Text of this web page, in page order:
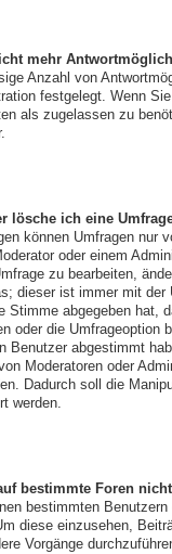
mehr
Anzahl von
festgelegt. Wenn
als zugelassen zu
lösche ich eine
können Umfragen nur
oder einem
zu bearbeiten,
dieser ist immer mit der
Stimme abgegeben hat,
oder die Umfrageoption
Benutzer abgestimmt
Moderatoren oder
Dadurch soll die
werden.
bestimmte Foren
bestimmten Benutzern
diese einzusehen,
Vorgänge